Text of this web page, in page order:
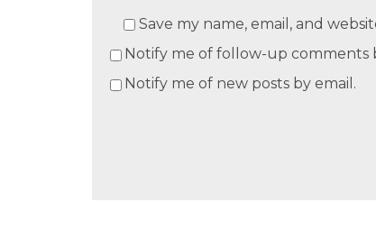
Save my name, email, and
Notify me of follow-up comments
Notify me of new posts by email.